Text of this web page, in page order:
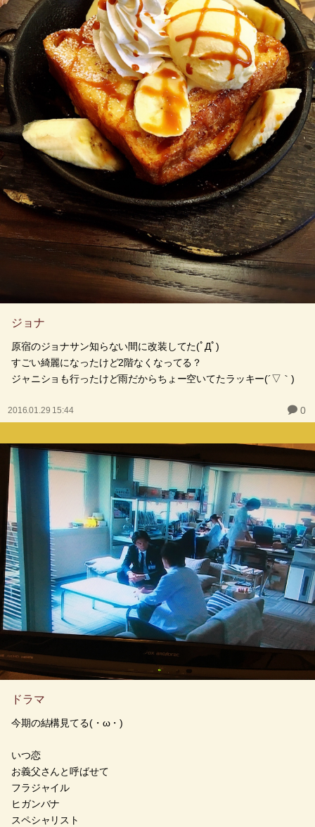
ジョナ
原宿のジョナサン知らない間に改装してた(ﾟДﾟ)
すごい綺麗になったけど2階なくなってる？
ジャニショも行ったけど雨だからちょー空いてたラッキー(´▽｀)
2016.01.29 15:44 0
ドラマ
今期の結構見てる(・ω・)
いつ恋
お義父さんと呼ばせて
フラジャイル
ヒガンバナ
スペシャリスト